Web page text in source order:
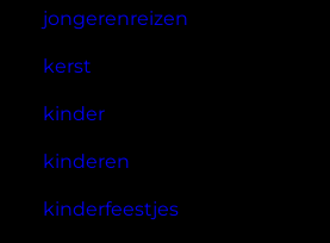
jongerenreizen
kerst
kinder
kinderen
kinderfeestjes